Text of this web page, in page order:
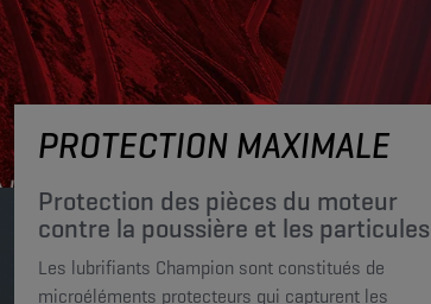
PROTECTION MAXIMALE
Protection des pièces du moteur
contre la poussière et les particules
Les lubrifiants Champion sont constitués de
microéléments protecteurs qui capturent les